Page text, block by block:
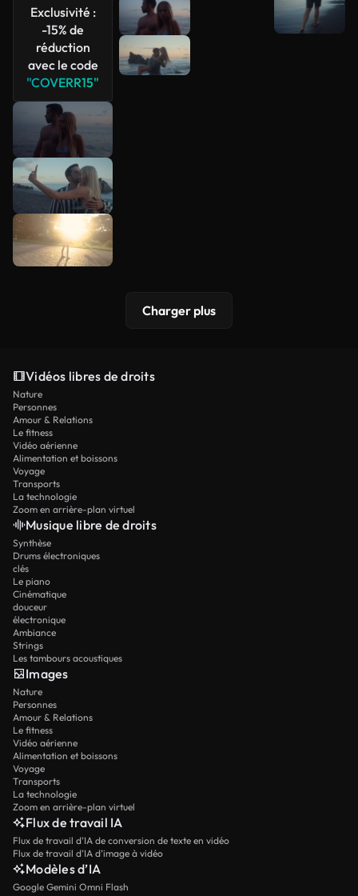
Exclusivité :
-15% de
réduction
avec le code
"COVERR15"
Charger plus
Vidéos libres de droits
Nature
Personnes
Amour & Relations
Le fitness
Vidéo aérienne
Alimentation et boissons
Voyage
Transports
La technologie
Zoom en arrière-plan virtuel
Musique libre de droits
Synthèse
Drums électroniques
clés
Le piano
Cinématique
douceur
électronique
Ambiance
Strings
Les tambours acoustiques
Images
Nature
Personnes
Amour & Relations
Le fitness
Vidéo aérienne
Alimentation et boissons
Voyage
Transports
La technologie
Zoom en arrière-plan virtuel
Flux de travail IA
Flux de travail d’IA de conversion de texte en vidéo
Flux de travail d’IA d’image à vidéo
Modèles d’IA
Google Gemini Omni Flash